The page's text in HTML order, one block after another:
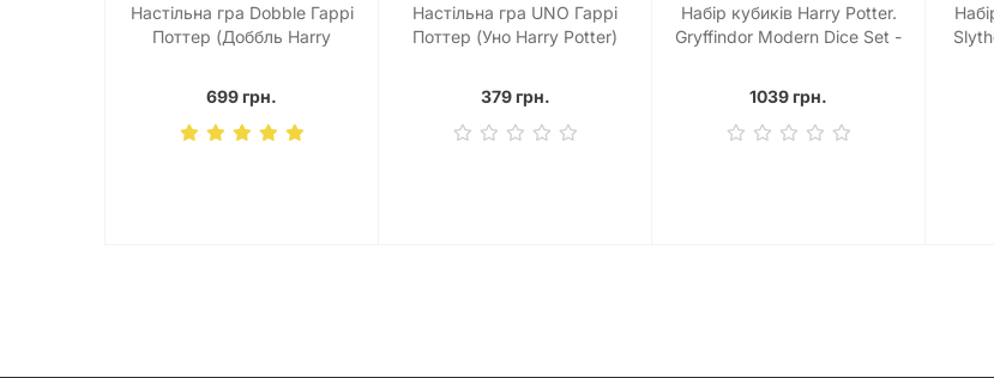
Настільна гра Dobble Гаррі
Поттер (Доббль Harry
699 грн.
Настільна гра UNO Гаррі
Поттер (Уно Harry Potter)
379 грн.
Набір кубиків Harry Potter.
Gryffindor Modern Dice Set -
1039 грн.